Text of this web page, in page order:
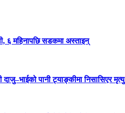
६ महिनापछि सडकमा अस्ताइन्
पानी ट्याङ्कीमा निसासिएर मृत्यु